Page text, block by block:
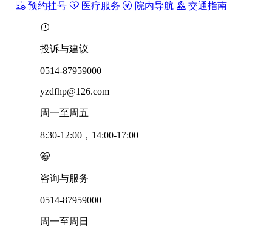
预约挂号 医疗服务 院内导航 交通指南
投诉与建议
0514-87959000
yzdfhp@126.com
周一至周五
8:30-12:00，14:00-17:00
咨询与服务
0514-87959000
周一至周日